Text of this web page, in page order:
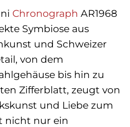
Chronograph AR1968
Symbiose aus
und Schweizer
von dem
bis hin zu
Zifferblatt, zeugt von
und Liebe zum
nicht nur ein